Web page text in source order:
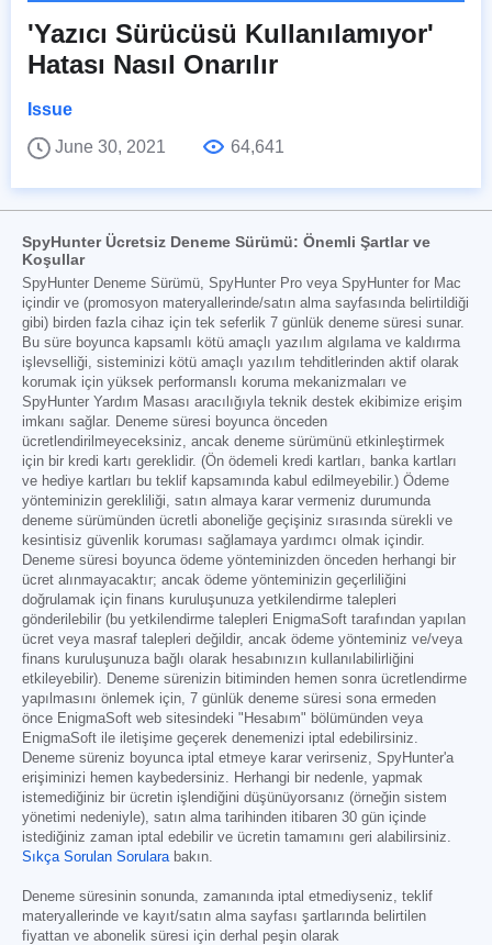
'Yazıcı Sürücüsü Kullanılamıyor'
Hatası Nasıl Onarılır
Issue
June 30, 2021
64,641
SpyHunter Ücretsiz Deneme Sürümü: Önemli Şartlar ve
Koşullar
SpyHunter Deneme Sürümü, SpyHunter Pro veya SpyHunter for Mac
içindir ve (promosyon materyallerinde/satın alma sayfasında belirtildiği
gibi) birden fazla cihaz için tek seferlik 7 günlük deneme süresi sunar.
Bu süre boyunca kapsamlı kötü amaçlı yazılım algılama ve kaldırma
işlevselliği, sisteminizi kötü amaçlı yazılım tehditlerinden aktif olarak
korumak için yüksek performanslı koruma mekanizmaları ve
SpyHunter Yardım Masası aracılığıyla teknik destek ekibimize erişim
imkanı sağlar. Deneme süresi boyunca önceden
ücretlendirilmeyeceksiniz, ancak deneme sürümünü etkinleştirmek
için bir kredi kartı gereklidir. (Ön ödemeli kredi kartları, banka kartları
ve hediye kartları bu teklif kapsamında kabul edilmeyebilir.) Ödeme
yönteminizin gerekliliği, satın almaya karar vermeniz durumunda
deneme sürümünden ücretli aboneliğe geçişiniz sırasında sürekli ve
kesintisiz güvenlik koruması sağlamaya yardımcı olmak içindir.
Deneme süresi boyunca ödeme yönteminizden önceden herhangi bir
ücret alınmayacaktır; ancak ödeme yönteminizin geçerliliğini
doğrulamak için finans kuruluşunuza yetkilendirme talepleri
gönderilebilir (bu yetkilendirme talepleri EnigmaSoft tarafından yapılan
ücret veya masraf talepleri değildir, ancak ödeme yönteminiz ve/veya
finans kuruluşunuza bağlı olarak hesabınızın kullanılabilirliğini
etkileyebilir). Deneme sürenizin bitiminden hemen sonra ücretlendirme
yapılmasını önlemek için, 7 günlük deneme süresi sona ermeden
önce EnigmaSoft web sitesindeki "Hesabım" bölümünden veya
EnigmaSoft ile iletişime geçerek denemenizi iptal edebilirsiniz.
Deneme süreniz boyunca iptal etmeye karar verirseniz, SpyHunter'a
erişiminizi hemen kaybedersiniz. Herhangi bir nedenle, yapmak
istemediğiniz bir ücretin işlendiğini düşünüyorsanız (örneğin sistem
yönetimi nedeniyle), satın alma tarihinden itibaren 30 gün içinde
istediğiniz zaman iptal edebilir ve ücretin tamamını geri alabilirsiniz.
Sıkça Sorulan Sorulara bakın.
Deneme süresinin sonunda, zamanında iptal etmediyseniz, teklif
materyallerinde ve kayıt/satın alma sayfası şartlarında belirtilen
fiyattan ve abonelik süresi için derhal peşin olarak